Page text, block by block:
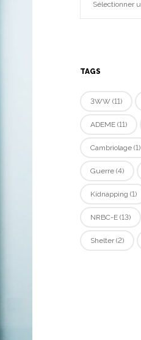
TAGS
3WW(11)
ADEME(11)
Cambriolage(1)
Guerre(4)
Kidnapping (1)
NRBC-E(13)
Shelter(2)